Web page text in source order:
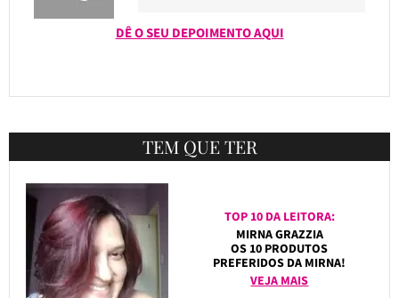
DÊ O SEU DEPOIMENTO AQUI
TEM QUE TER
TOP 10 DA LEITORA:
MIRNA GRAZZIA
OS 10 PRODUTOS
PREFERIDOS DA MIRNA!
VEJA MAIS